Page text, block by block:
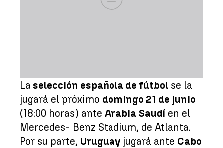
La selección española de fútbol se la
jugará el próximo domingo 21 de junio
(18:00 horas) ante Arabia Saudí en el
Mercedes- Benz Stadium, de Atlanta.
Por su parte, Uruguay jugará ante Cabo